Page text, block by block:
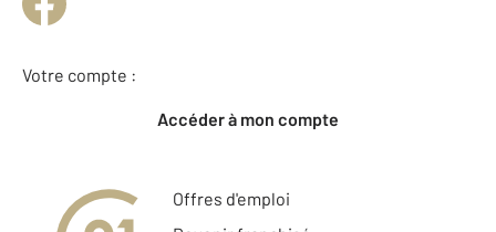
Votre compte :
Accéder à mon compte
Offres d'emploi